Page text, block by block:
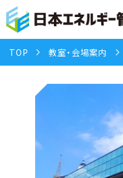
TOP 教室・会場案内